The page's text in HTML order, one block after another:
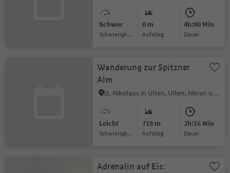
Schwer
Schwierigkeitsgrad
0 m
Aufstieg
4h:00 Min
Dauer
Wanderung zur Spitzner
Alm
St. Nikolaus in Ulten, Ulten, Meran und Umgebung
Leicht
Schwierigkeitsgrad
718 m
Aufstieg
2h:16 Min
Dauer
Adrenalin auf Eis: